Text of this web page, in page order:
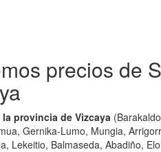
precios de
provincia de Vizcaya
Gernika-Lumo, Mungia,
Lekeitio, Balmaseda, Abadiño,